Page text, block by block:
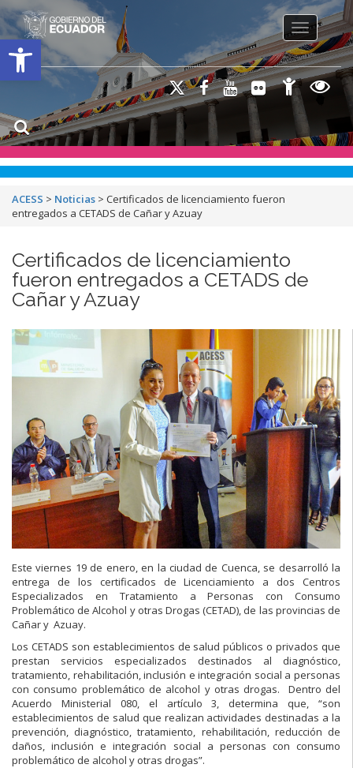
Open toolbar
Toggle
ACESS > Noticias > Certificados de licenciamiento fueron
entregados a CETADS de Cañar y Azuay
Certificados de licenciamiento
fueron entregados a CETADS de
Cañar y Azuay
Este viernes 19 de enero , en la ciudad de Cuenca, se desarrolló la
entrega de los certificados de Licenciamiento a dos Centros
Especializados en Tratamiento a Personas con Consumo
Problemático de Alcohol y otras Drogas (CETAD), de las provincias de
Cañar y Azuay.
Los CETADS son establecimientos de salud públicos o privados que
prestan servicios especializados destinados al diagnóstico,
tratamiento, rehabilitación, inclusión e integración social a personas
con consumo problemático de alcohol y otras drogas. Dentro del
Acuerdo Ministerial 080, el artículo 3, determina que, “son
establecimientos de salud que realizan actividades destinadas a la
prevención, diagnóstico, tratamiento, rehabilitación, reducción de
daños, inclusión e integración social a personas con consumo
problemático de alcohol y otras drogas”.